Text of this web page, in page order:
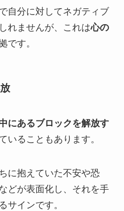
自分に対してネガティブ
れませんが、これは心の
です。
にあるブロックを解放す
いることもあります。
に抱えていた不安や恐
どが表面化し、それを手
サインです。